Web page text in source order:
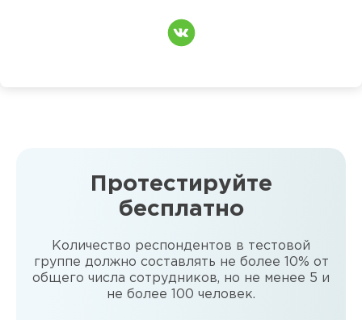
Протестируйте
бесплатно
Количество респондентов в тестовой
группе должно составлять не более 10% от
общего числа сотрудников, но не менее 5 и
не более 100 человек.